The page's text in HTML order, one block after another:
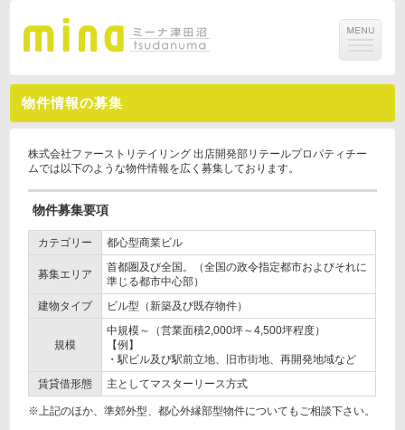
物件情報の募集
株式会社ファーストリテイリング 出店開発部リテールプロパティチー
ムでは以下のような物件情報を広く募集しております。
物件募集要項
カテゴリー 都心型商業ビル
募集エリア
首都圏及び全国。（全国の政令指定都市およびそれに
準じる都市中心部）
建物タイプ
ビル型（新築及び既存物件）
規模
中規模～（営業面積2,000坪～4,500坪程度）
【例】
・駅ビル及び駅前立地、旧市街地、再開発地域など
賃貸借形態
主としてマスターリース方式
※上記のほか、準郊外型、都心外縁部型物件についてもご相談下さい。